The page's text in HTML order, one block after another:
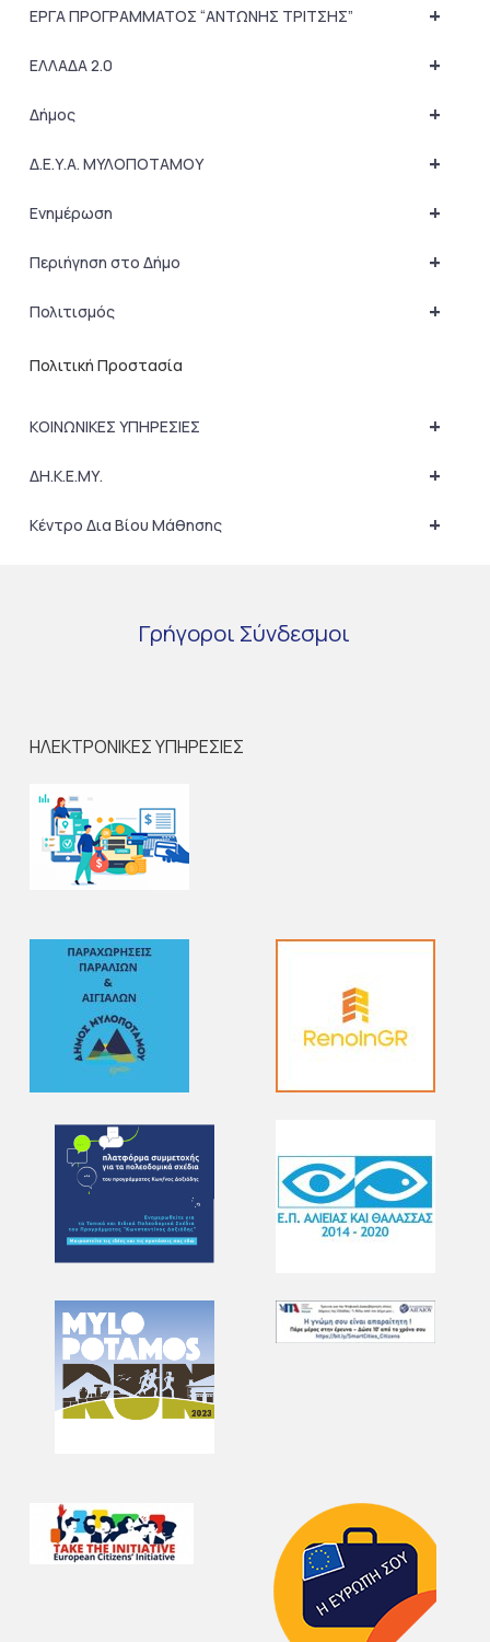
+
ΕΡΓΑ ΠΡΟΓΡΑΜΜΑΤΟΣ “ΑΝΤΩΝΗΣ ΤΡΙΤΣΗΣ”
+
ΕΛΛΑΔΑ 2.0
+
Δήμος
+
Δ.Ε.Υ.Α. ΜΥΛΟΠΟΤΑΜΟΥ
+
Ενημέρωση
+
Περιήγηση στο Δήμο
+
Πολιτισμός
Πολιτική Προστασία
+
ΚΟΙΝΩΝΙΚΕΣ ΥΠΗΡΕΣΙΕΣ
+
ΔΗ.Κ.Ε.ΜΥ.
+
Κέντρο Δια Βίου Μάθησης
Γρήγοροι Σύνδεσμοι
ΗΛΕΚΤΡΟΝΙΚΕΣ ΥΠΗΡΕΣΙΕΣ